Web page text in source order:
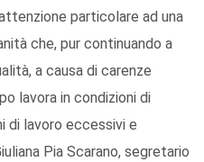
particolare ad una
che, pur continuando a
a causa di carenze
lavora in condizioni di
di lavoro eccessivi e
Pia Scarano, segretario